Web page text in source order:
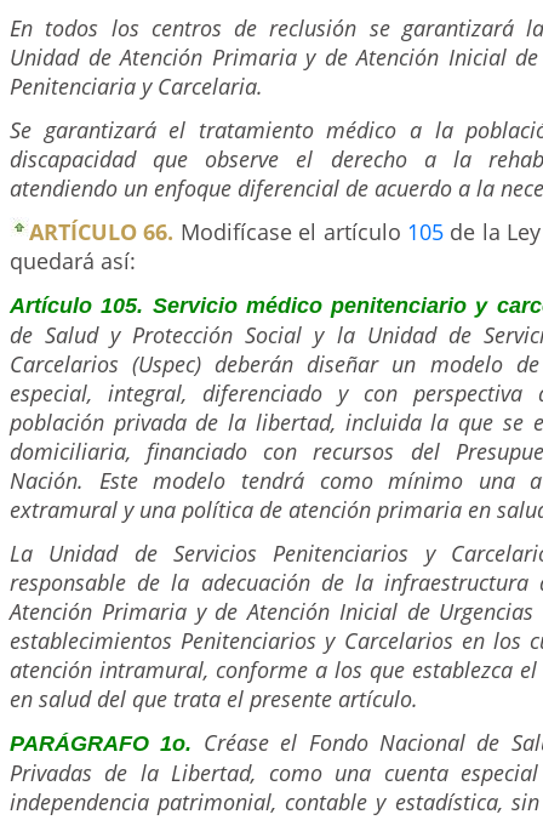
En todos los centros de reclusión se garantizará
Unidad de Atención Primaria y de Atención Inicial
Penitenciaria y Carcelaria.
Se garantizará el tratamiento médico a la
discapacidad que observe el derecho a la
atendiendo un enfoque diferencial de acuerdo a la
ARTÍCULO 66. Modifícase el artículo 105de la
quedará así:
Artículo 105. Servicio médico penitenciario y
de Salud y Protección Social y la Unidad de
Carcelarios (Uspec) deberán diseñar un modelo
especial, integral, diferenciado y con
población privada de la libertad, incluida la que se
domiciliaria, financiado con recursos del
Nación. Este modelo tendrá como mínimo una
extramural y una política de atención primaria en
La Unidad de Servicios Penitenciarios y
responsable de la adecuación de la infraestructura
Atención Primaria y de Atención Inicial de
establecimientos Penitenciarios y Carcelarios en los
atención intramural, conforme a los que establezca
en salud del que trata el presente artículo.
PARÁGRAFO 1o. Créase el Fondo Nacional de
Privadas de la Libertad, como una cuenta
independencia patrimonial, contable y estadística,